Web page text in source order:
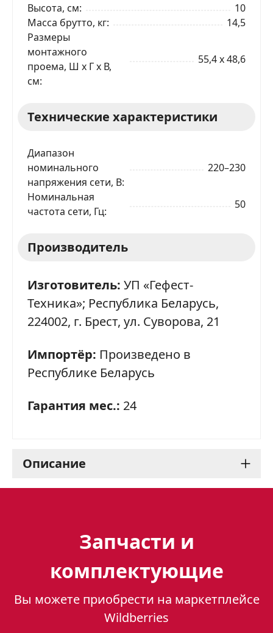
Высота, см
10
Масса брутто, кг
14,5
Размеры
монтажного
проема, Ш x Г x В,
см
55,4 x 48,6
Технические характеристики
Диапазон
номинального
напряжения сети, В
220–230
Номинальная
частота сети, Гц
50
Производитель
Изготовитель: УП «Гефест-
Техника»; Республика Беларусь,
224002, г. Брест, ул. Суворова, 21
Импортёр: Произведено в
Республике Беларусь
Гарантия мес.: 24
Описание
функциональная
Варочная панель Gefest 2231 К69 - это
отличное решение для тех, кто ценит
комфорт и функциональность на
Запчасти и
комплектующие
Вы можете приобрести на маркетплейсе
Wildberries
ОТПРАВИТЬ ЗАЯВКУ